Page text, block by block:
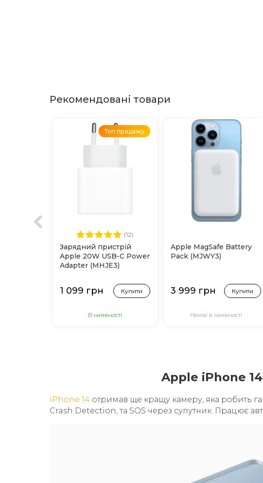
Рекомендовані товари
Топ продажу
(12)
Зарядний пристрій
Apple 20W USB-C Power
Adapter (MHJE3)
1 099 грн Купити
В наявності
Apple MagSafe Battery
Pack (MJWY3)
3 999 грн Купити
Немає в наявності
Apple iPhone
iPhone 14 отримав ще кращу камеру, яка робить
Crash Detection, та SOS через супутник. Працює